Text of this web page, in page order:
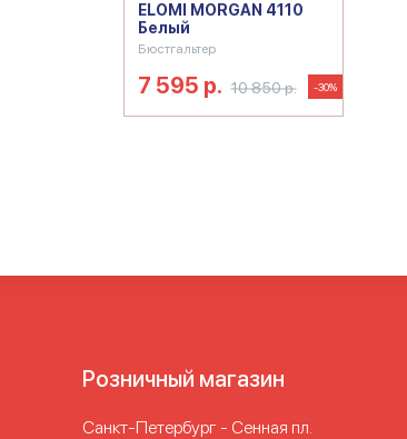
ELOMI MORGAN 4110
Белый
Бюстгальтер
7 595 р. 10 850 р. -30%
Розничный магазин
Cанкт-Петербург - Сенная пл.